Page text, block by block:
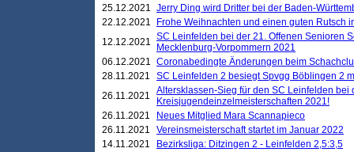
25.12.2021 Jerry Ding wird Dritter bei der Baden-
22.12.2021
Frohe Weihnachten und einen guten Rutsch
12.12.2021 SC Leinfelden bei der 21. Offenen Senioren
Mecklenburg-Vorpommern 2021
06.12.2021 Coronabedingte Änderungen beim
28.11.2021
SC Leinfelden 2 besiegt Spvgg Böblingen 2
26.11.2021
Altersklassen-Sieg für den SC Leinfelden bei
Kreisjugendeinzelmeisterschaften 2021!
26.11.2021
Neues Mitglied Mara Scannapieco
26.11.2021
Vereinsmeisterschaft startet im Januar 2022
14.11.2021
Bezirksliga: Ditzingen 2 - Leinfelden 2,5:3,5